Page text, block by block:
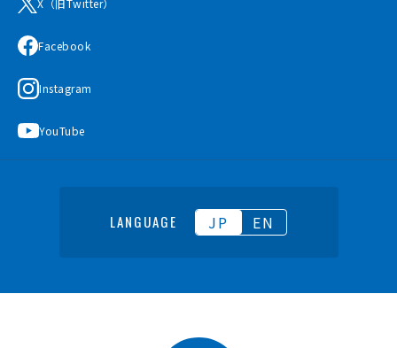
X（旧Twitter）
Facebook
Instagram
YouTube
LANGUAGE JP EN